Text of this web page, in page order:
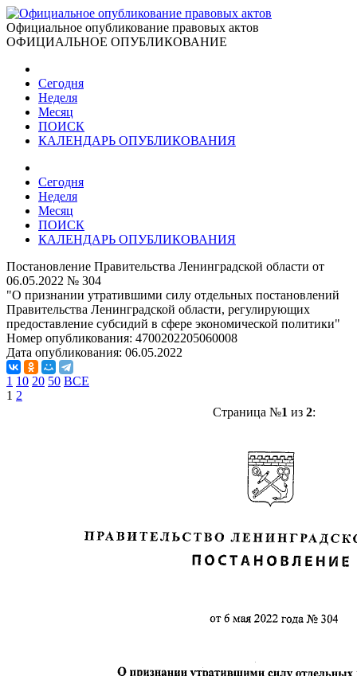
Официальное опубликование правовых актов
ОФИЦИАЛЬНОЕ ОПУБЛИКОВАНИЕ
Сегодня
Неделя
Месяц
ПОИСК
КАЛЕНДАРЬ ОПУБЛИКОВАНИЯ
Сегодня
Неделя
Месяц
ПОИСК
КАЛЕНДАРЬ ОПУБЛИКОВАНИЯ
Постановление Правительства Ленинградской области от
06.05.2022 № 304
"О признании утратившими силу отдельных постановлений
Правительства Ленинградской области, регулирующих
предоставление субсидий в сфере экономической политики"
Номер опубликования: 4700202205060008
Дата опубликования: 06.05.2022
1 10 20 50 ВСЕ
1 2
Страница №1 из 2: